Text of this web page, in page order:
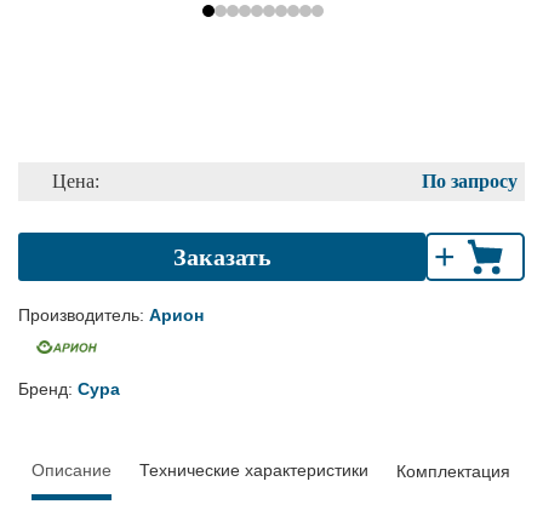
По запросу
Цена:
Заказать +
Производитель: Арион
Бренд: Сура
Описание Технические характеристики Комплектация